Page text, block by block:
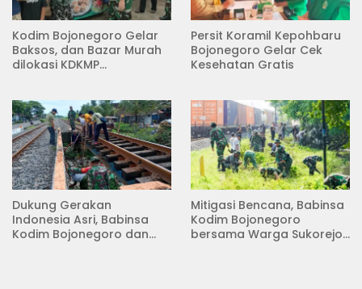
Kodim Bojonegoro Gelar
Baksos, dan Bazar Murah
dilokasi KDKMP
Persit Koramil Kepohbaru
Bojonegoro Gelar Cek
Kesehatan Gratis
Dukung Gerakan
Indonesia Asri, Babinsa
Kodim Bojonegoro dan
Mitigasi Bencana, Babinsa
Kodim Bojonegoro
bersama Warga Sukorejo